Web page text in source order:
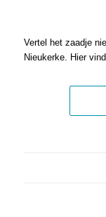
Vertel het zaadje
Nieukerke. Hier